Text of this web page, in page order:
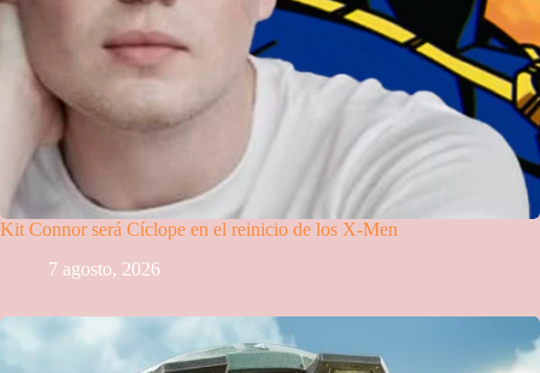
Kit Connor será Cíclope en el reinicio de los X-Men
7 agosto, 2026